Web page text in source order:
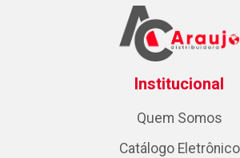
Institucional
Quem Somos
Catálogo Eletrônico